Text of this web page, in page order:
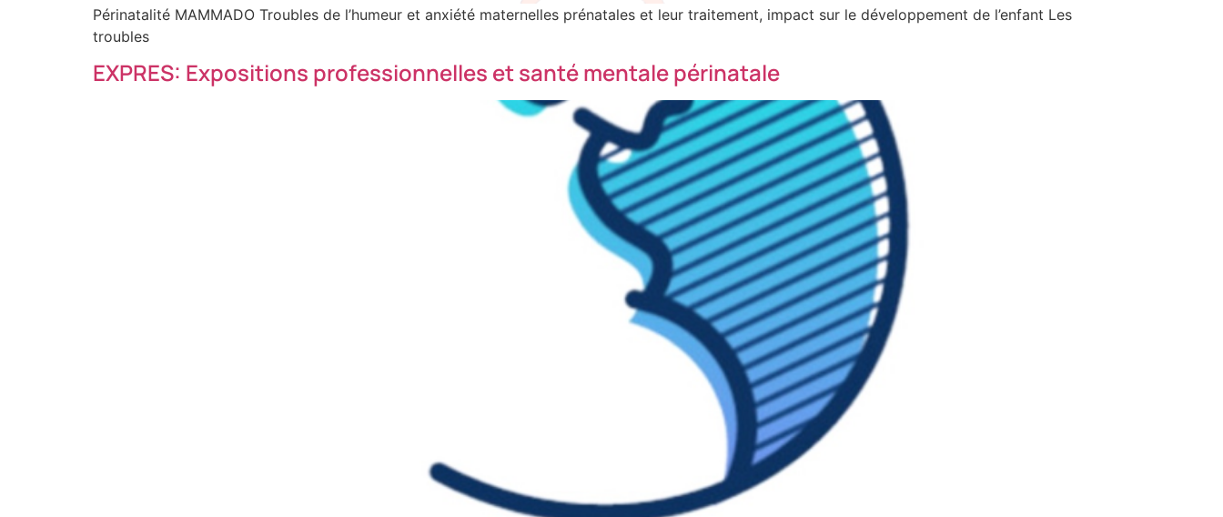
Périnatalité MAMMADO Troubles de l’humeur et anxiété maternelles prénatales et leur traitement, impact sur le développement de l’enfant Les
troubles
EXPRES: Expositions professionnelles et santé mentale périnatale